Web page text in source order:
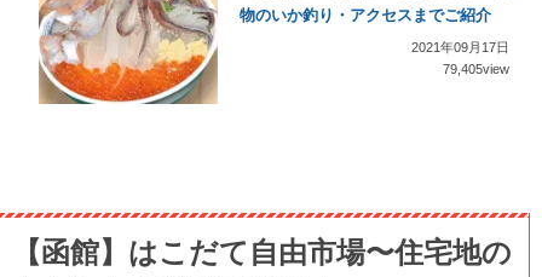
物のいか釣り・アクセスまでご紹介
2021年09月17日
79,405view
【函館】はこだて自由市場〜住宅地の